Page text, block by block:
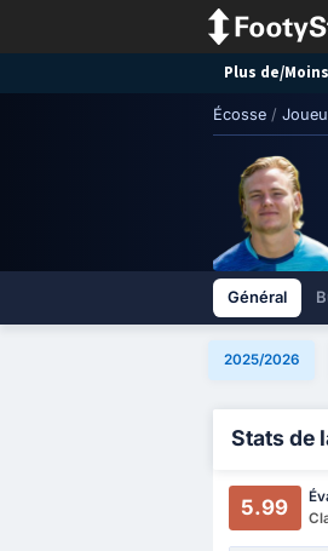
Plus de/
Écosse /
Général
2025/2026
Stats de
5.99